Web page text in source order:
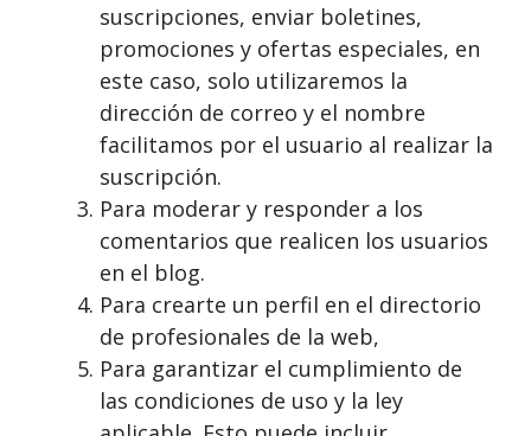
suscripciones, enviar boletines,
promociones y ofertas especiales, en
este caso, solo utilizaremos la
dirección de correo y el nombre
facilitamos por el usuario al realizar la
suscripción.
Para moderar y responder a los
comentarios que realicen los usuarios
en el blog.
Para crearte un perfil en el directorio
de profesionales de la web,
Para garantizar el cumplimiento de
las condiciones de uso y la ley